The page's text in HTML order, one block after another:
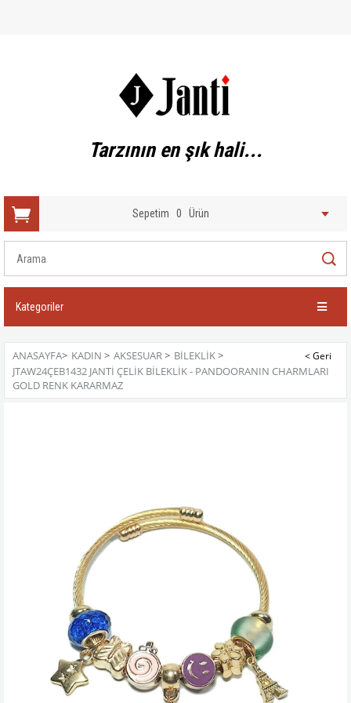
Tarzının en şık hali...
Sepetim 0 Ürün
Kategoriler
ANASAYFA> KADIN > AKSESUAR> BILEKLIK>
JTAW24ÇEB1432 JANTİ ÇELİK BİLEKLİK - PANDOORANIN CHARMLARI
GOLD RENK KARARMAZ